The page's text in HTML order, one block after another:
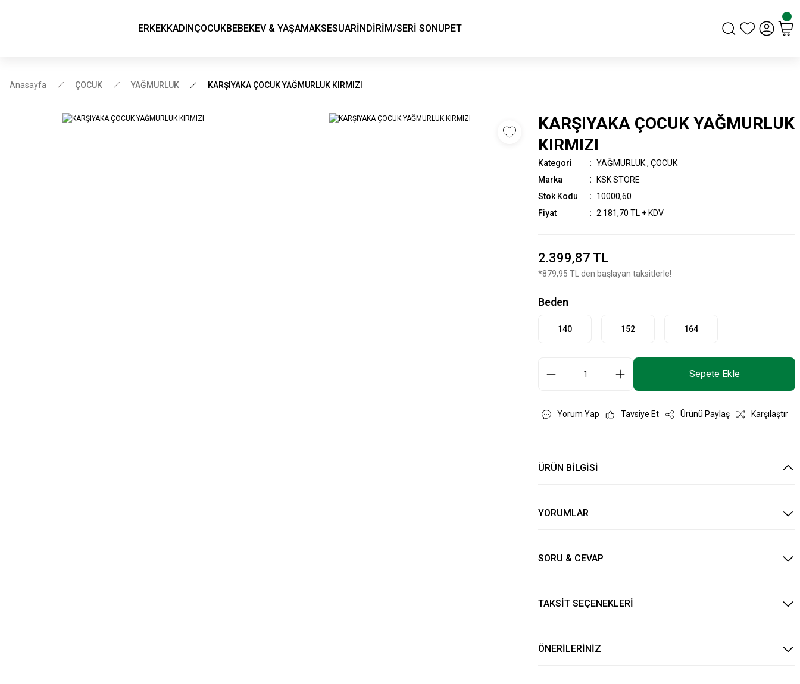
ERKEKKADINÇOCUKBEBEKEV & YAŞAMAKSESUARİNDİRİM/SERİ SONUPET
Anasayfa ÇOCUK YAĞMURLUK KARŞIYAKA ÇOCUK YAĞMURLUK KIRMIZI
KARŞIYAKA ÇOCUK YAĞMURLUK
KIRMIZI
Kategori YAĞMURLUK ,ÇOCUK
Marka
KSK STORE
Stok Kodu
10000,60
Fiyat
2.181,70 TL + KDV
2.399,87 TL
*879,95 TL den başlayan taksitlerle!
Beden
140 152 164
Sepete Ekle
Yorum Yap Tavsiye Et Ürünü Paylaş Karşılaştır
ÜRÜN BİLGİSİ
YORUMLAR
SORU & CEVAP
TAKSİT SEÇENEKLERİ
ÖNERİLERİNİZ